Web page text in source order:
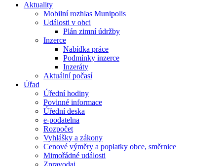
Aktuality
Mobilní rozhlas Munipolis
Události v obci
Plán zimní údržby
Inzerce
Nabídka práce
Podmínky inzerce
Inzeráty
Aktuální počasí
Úřad
Úřední hodiny
Povinné informace
Úřední deska
e-podatelna
Rozpočet
Vyhlášky a zákony
Cenové výměry a poplatky obce, směrnice
Mimořádné události
Zpravodaj